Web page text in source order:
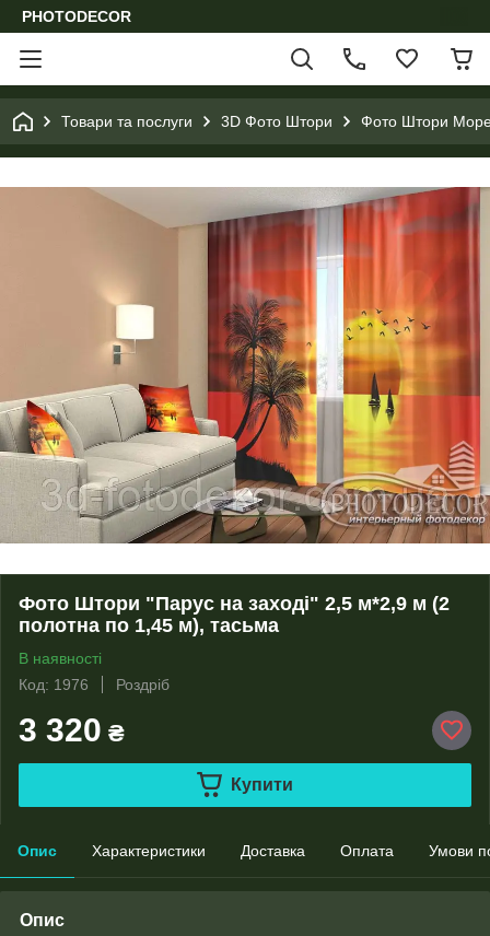
PHOTODECOR
Товари та послуги 3D Фото Штори Фото Штори
Фото Штори "Парус на заході" 2,5 м*2,9 м (2
полотна по 1,45 м), тасьма
В наявності
Код: 1976
Роздріб
3 320 ₴
Купити
Опис Характеристики Доставка Оплата Умови
Опис